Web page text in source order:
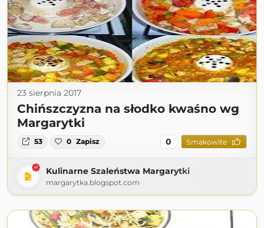
23 sierpnia 2017
Chińszczyzna na słodko kwaśno wg
Margarytki
53 0 Zapisz 0 Smakowite
Kulinarne Szaleństwa Margarytki
margarytka.blogspot.com